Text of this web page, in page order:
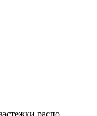
распо...